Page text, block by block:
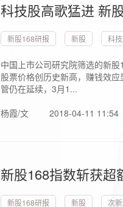
科技股高歌猛进 新
新股168研报 新股 科
中国上市公司研究院筛选的新
股票价格创历史新高，赚钱效
管仍在延续，3月1...
杨霞/文
2018-04-11 11:54
新股168指数斩获超
新股168研报 新股 次